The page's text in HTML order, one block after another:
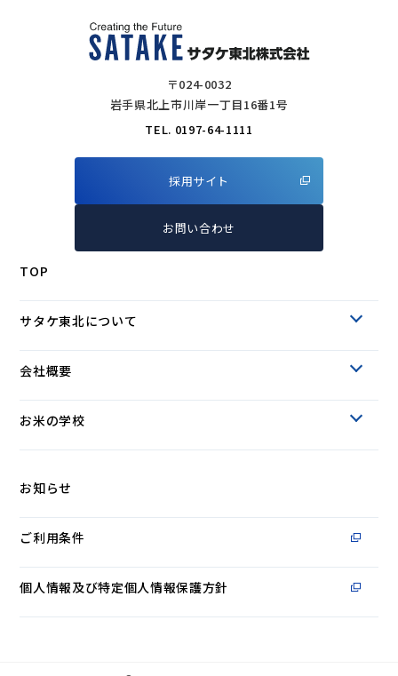
〒024-0032
岩手県北上市川岸一丁目16番1号
TEL. 0197-64-1111
採用サイト
お問い合わせ
TOP
サタケ東北について
会社概要
お米の学校
お知らせ
ご利用条件
個人情報及び特定個人情報保護方針